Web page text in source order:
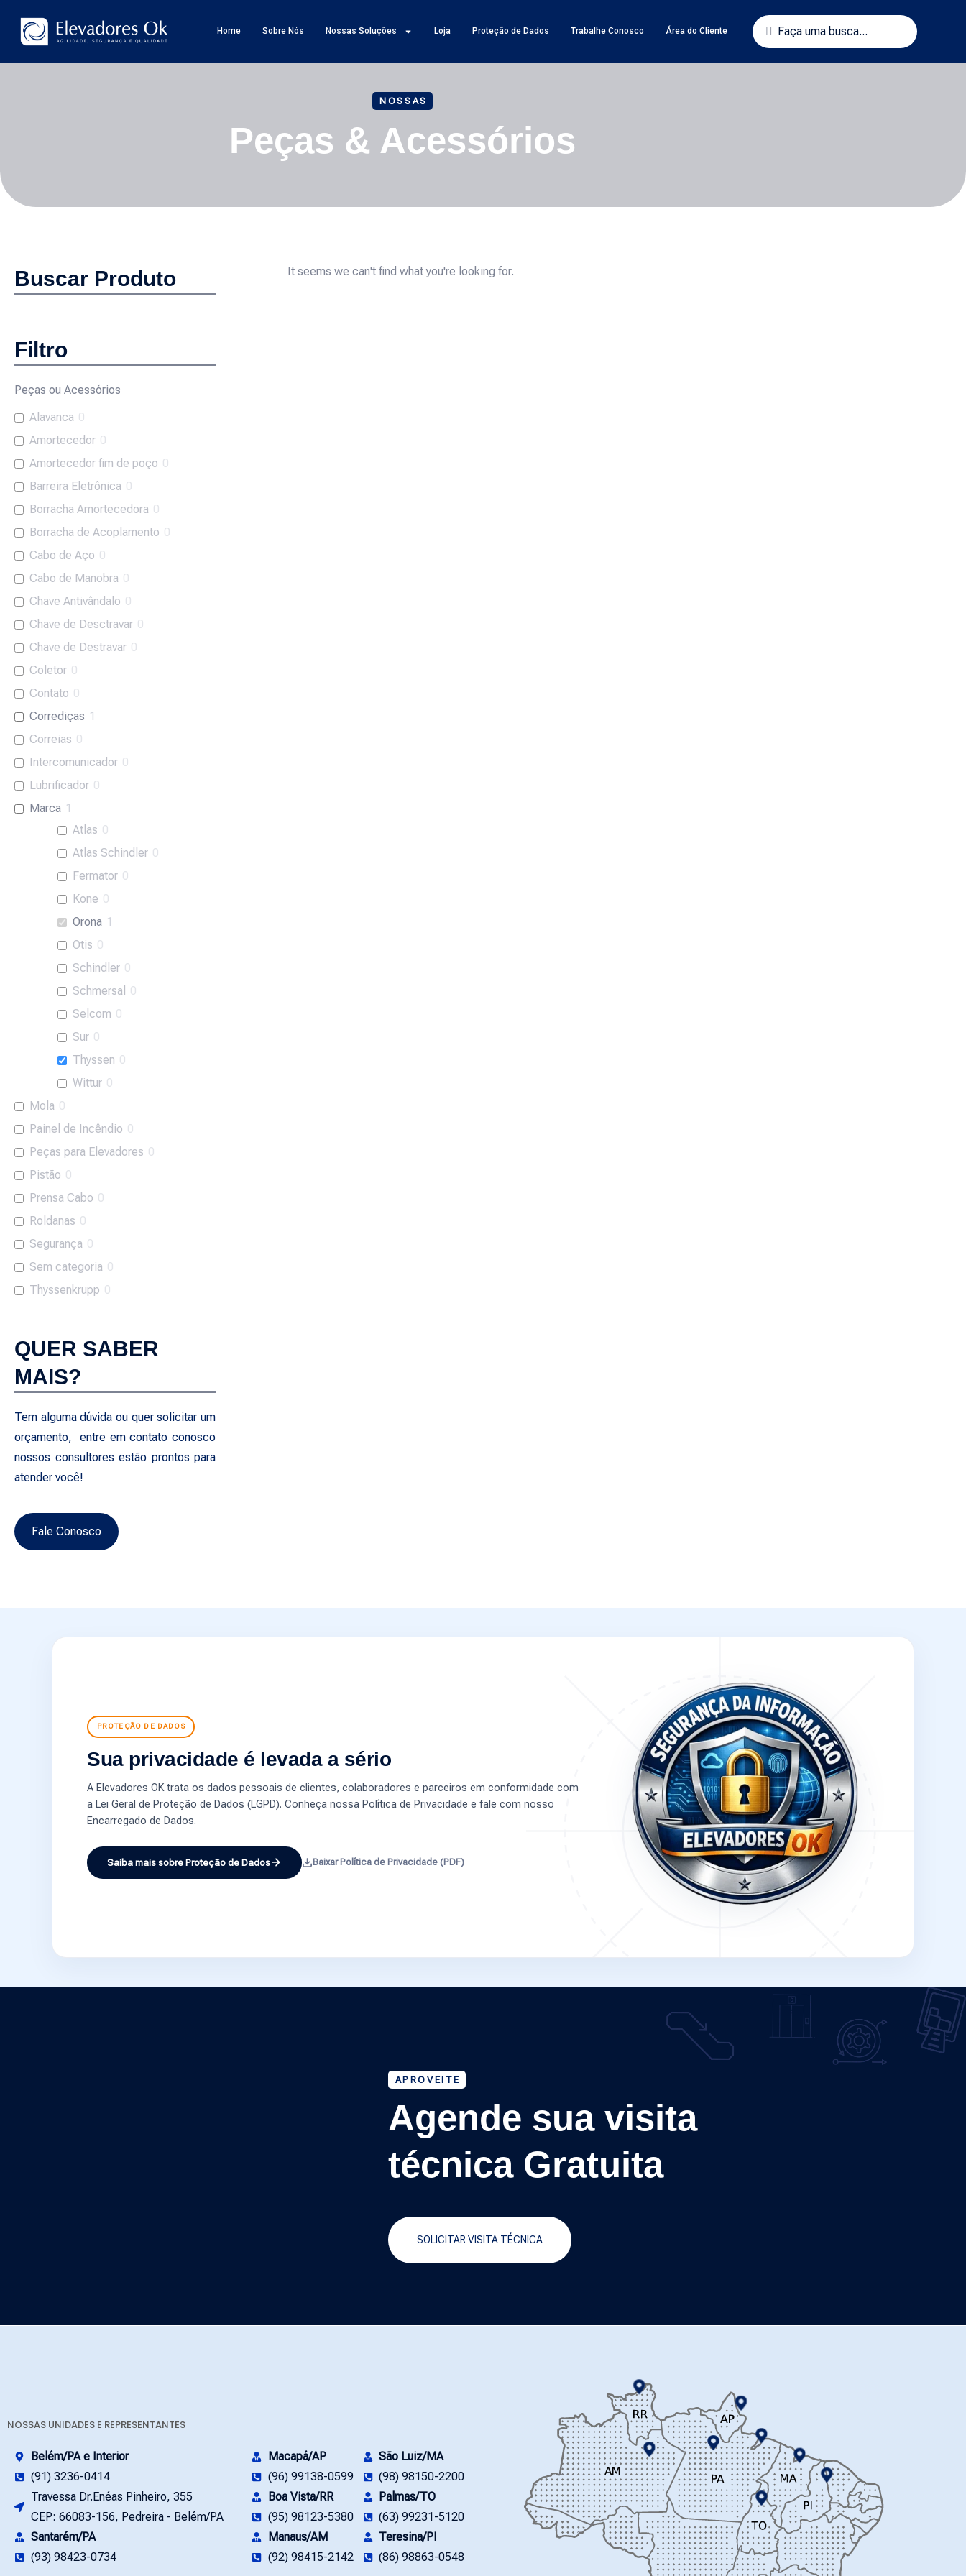
Home Sobre Nós Nossas Soluções Loja Proteção de Dados Trabalhe Conosco Área do Cliente
NOSSAS
Peças & Acessórios
Buscar Produto
Filtro
Peças ou Acessórios
Alavanca 0
Amortecedor 0
Amortecedor fim de poço 0
Barreira Eletrônica 0
Borracha Amortecedora 0
Borracha de Acoplamento 0
Cabo de Aço 0
Cabo de Manobra 0
Chave Antivândalo 0
Chave de Desctravar 0
Chave de Destravar 0
Coletor 0
Contato 0
Corrediças 1
Correias 0
Intercomunicador 0
Lubrificador 0
Marca 1
Atlas 0
Atlas Schindler 0
Fermator 0
Kone 0
Orona 1
Otis 0
Schindler 0
Schmersal 0
Selcom 0
Sur 0
Thyssen 0
Wittur 0
Mola 0
Painel de Incêndio 0
Peças para Elevadores 0
Pistão 0
Prensa Cabo 0
Roldanas 0
Segurança 0
Sem categoria 0
Thyssenkrupp 0
QUER SABER
MAIS?
Tem alguma dúvida ou quer solicitar um
orçamento, entre em contato conosco
nossos consultores estão prontos para
atender você!
Fale Conosco
It seems we can't find what you're looking for.
PROTEÇÃO DE DADOS
Sua privacidade é levada a sério
A Elevadores OK trata os dados pessoais de clientes, colaboradores e parceiros em conformidade com
a Lei Geral de Proteção de Dados (LGPD). Conheça nossa Política de Privacidade e fale com nosso
Encarregado de Dados.
Saiba mais sobre Proteção de Dados Baixar Política de Privacidade (PDF)
APROVEITE
Agende sua visita
técnica Gratuita
SOLICITAR VISITA TÉCNICA
NOSSAS UNIDADES E REPRESENTANTES
Belém/PA e Interior
(91) 3236-0414
Travessa Dr.Enéas Pinheiro, 355
CEP: 66083-156, Pedreira - Belém/PA
Santarém/PA
(93) 98423-0734
Macapá/AP
(96) 99138-0599
São Luiz/MA
(98) 98150-2200
Boa Vista/RR
(95) 98123-5380
Palmas/TO
(63) 99231-5120
Manaus/AM
(92) 98415-2142
Teresina/PI
(86) 98863-0548